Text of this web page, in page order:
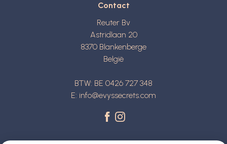
Contact
Reuter Bv
Astridlaan 20
8370 Blankenberge
België
BTW: BE 0426 727 348
E: info@evyssecrets.com